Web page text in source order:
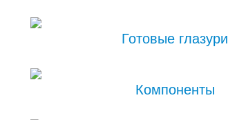
Готовые глазури
Компоненты